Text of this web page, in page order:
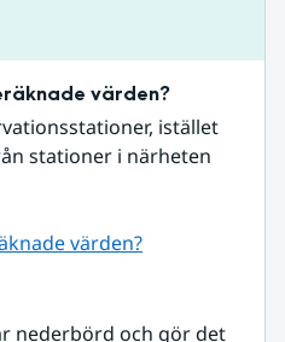
värden?
istället
stationer i närheten
värden?
nederbörd och gör det